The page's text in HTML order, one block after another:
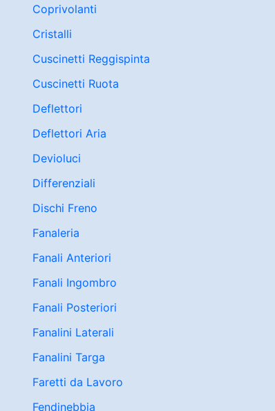
Coprivolanti
Cristalli
Cuscinetti Reggispinta
Cuscinetti Ruota
Deflettori
Deflettori Aria
Devioluci
Differenziali
Dischi Freno
Fanaleria
Fanali Anteriori
Fanali Ingombro
Fanali Posteriori
Fanalini Laterali
Fanalini Targa
Faretti da Lavoro
Fendinebbia